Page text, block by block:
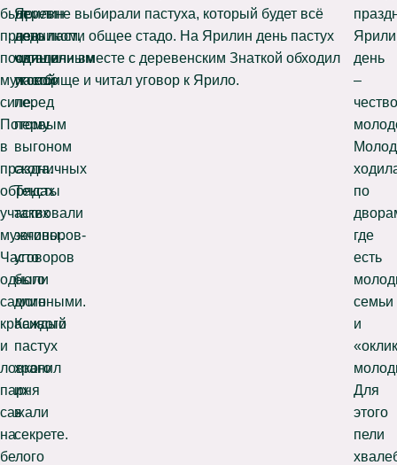
был
праздником,
посвященным
мужской
силе.
Потому
в
праздничных
обрядах
участвовали
мужчины.
Часто
одного
самого
красивого
и
ловкого
парня
сажали
на
белого
Ярилин
день
читали
уговор
перед
первым
выгоном
скота.
Тексты
таких
заговоров-
уговоров
были
длинными.
Каждый
пастух
хранил
их
в
секрете.
деревне выбирали пастуха, который будет всё
лето пасти общее стадо. На Ярилин день пастух
один или вместе с деревенским Знаткой обходил
пастбище и читал уговор к Ярило.
день
–
по
где
есть
семьи
и
Для
этого
пели